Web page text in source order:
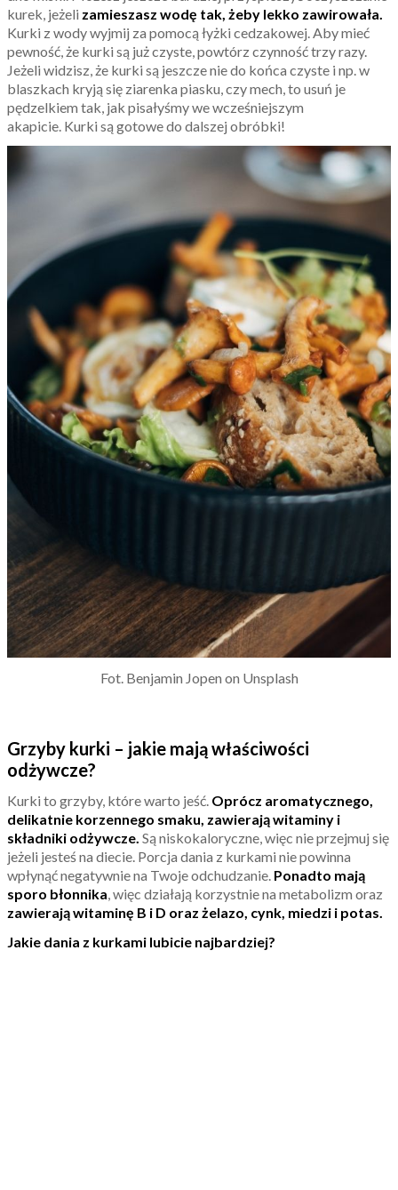
kurek, jeżeli zamieszasz wodę tak, żeby lekko zawirowała.
Kurki z wody wyjmij za pomocą łyżki cedzakowej. Aby mieć
pewność, że kurki są już czyste, powtórz czynność trzy razy.
Jeżeli widzisz, że kurki są jeszcze nie do końca czyste i np. w
blaszkach kryją się ziarenka piasku, czy mech, to usuń je
pędzelkiem tak, jak pisałyśmy we wcześniejszym
akapicie. Kurki są gotowe do dalszej obróbki!
Fot. Benjamin Jopen on Unsplash
Grzyby kurki – jakie mają właściwości
odżywcze?
Kurki to grzyby, które warto jeść. Oprócz aromatycznego,
delikatnie korzennego smaku, zawierają witaminy i
składniki odżywcze. Są niskokaloryczne, więc nie przejmuj się
jeżeli jesteś na diecie. Porcja dania z kurkami nie powinna
wpłynąć negatywnie na Twoje odchudzanie. Ponadto mają
sporo błonnika, więc działają korzystnie na metabolizm oraz
zawierają witaminę B i D oraz żelazo, cynk, miedzi i potas.
Jakie dania z kurkami lubicie najbardziej?